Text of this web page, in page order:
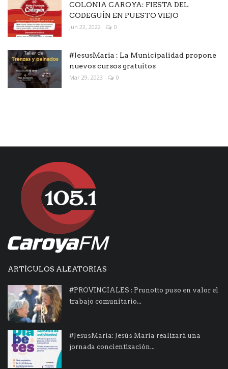
COLONIA CAROYA: FIESTA DEL
CODEGUÍN EN PUESTO VIEJO
Jun 22, 2022 0
#JesusMaria : La Municipalidad propone
nuevos cursos gratuitos
Mar 29, 2023 0
ARTÍCULOS ALEATORIAS
#PROVINCIALES : Prunotto puso en valor el
trabajo comunitario...
#JesusMaria: Jesús María realizará una
jornada concientización...